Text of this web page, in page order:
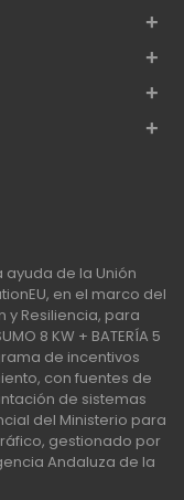
+
+
+
+
ayuda de la Unión
en el marco del
y Resiliencia, para
8 KW + BATERÍA 5
de incentivos
con fuentes de
de sistemas
del Ministerio para
gestionado por
Andaluza de la